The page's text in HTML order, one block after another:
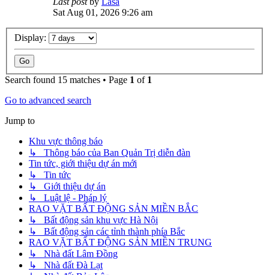
Sat Aug 01, 2026 9:26 am
Display:
Search found 15 matches • Page 1 of 1
Go to advanced search
Jump to
Khu vực thông báo
↳ Thông báo của Ban Quản Trị diễn đàn
Tin tức, giới thiệu dự án mới
↳ Tin tức
↳ Giới thiệu dự án
↳ Luật lệ - Pháp lý
RAO VẶT BẤT ĐỘNG SẢN MIỀN BẮC
↳ Bất động sản khu vực Hà Nội
↳ Bất động sản các tỉnh thành phía Bắc
RAO VẶT BẤT ĐỘNG SẢN MIỀN TRUNG
↳ Nhà đất Lâm Đồng
↳ Nhà đất Đà Lạt